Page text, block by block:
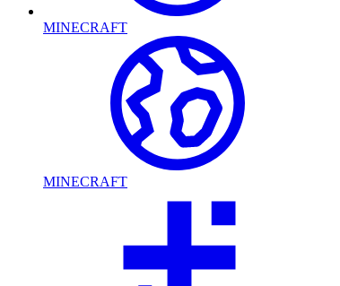
MINECRAFT
MINECRAFT